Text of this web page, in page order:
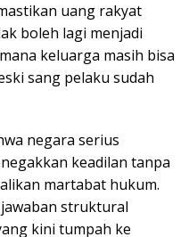
uang rakyat
boleh lagi menjadi
keluarga masih bisa
sang pelaku sudah
negara serius
keadilan tanpa
martabat hukum.
struktural
kini tumpah ke